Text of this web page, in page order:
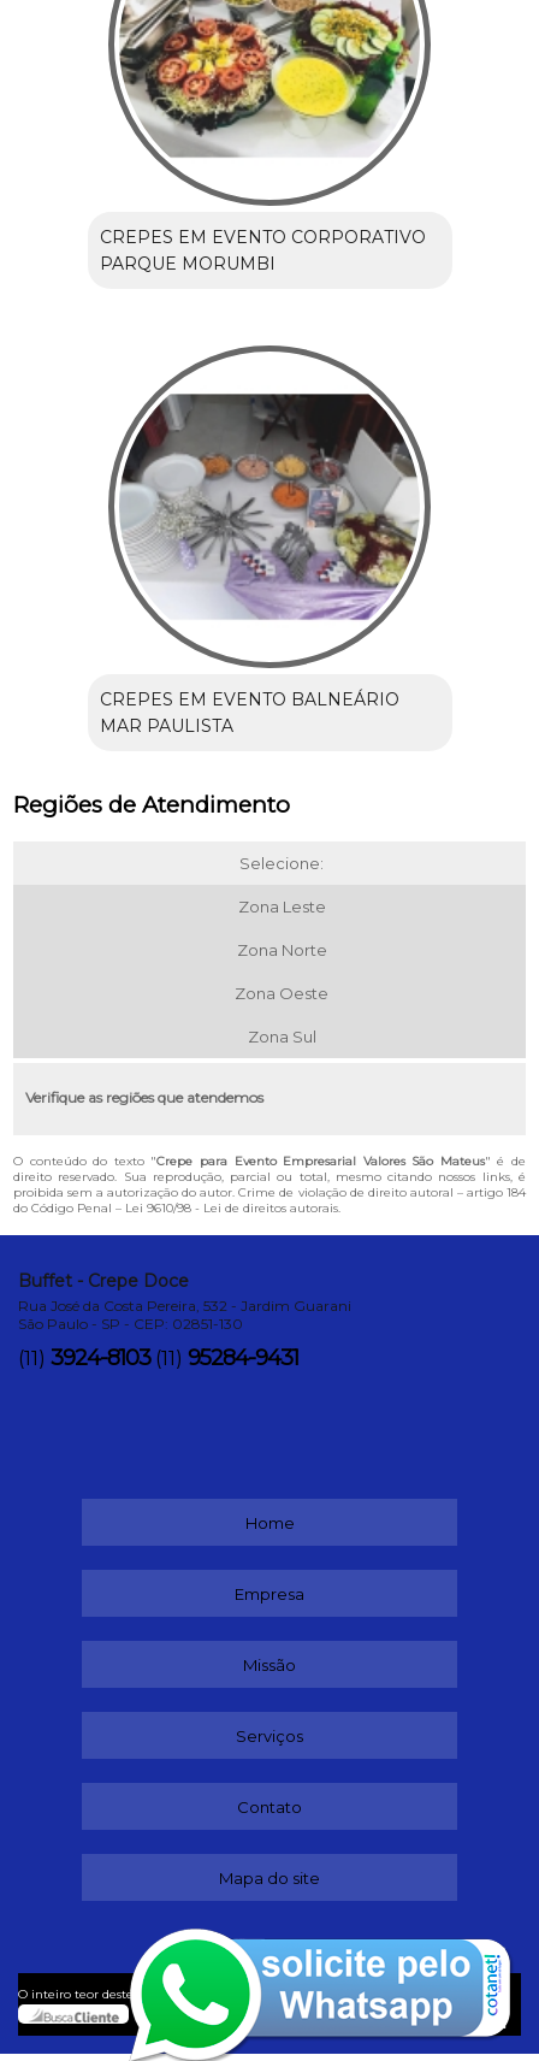
CREPES EM EVENTO CORPORATIVO
PARQUE MORUMBI
CREPES EM EVENTO BALNEÁRIO
MAR PAULISTA
Regiões de Atendimento
Selecione:
Zona Leste
Zona Norte
Zona Oeste
Zona Sul
Verifique as regiões que atendemos
O conteúdo do texto "Crepe para Evento Empresarial Valores São Mateus" é de
direito reservado. Sua reprodução, parcial ou total, mesmo citando nossos links, é
proibida sem a autorização do autor. Crime de violação de direito autoral – artigo 184
do Código Penal – Lei 9610/98 - Lei de direitos autorais.
Buffet - Crepe Doce
Rua José da Costa Pereira, 532 - Jardim Guarani
São Paulo - SP - CEP: 02851-130
(11) 3924-8103 (11) 95284-9431
Home
Empresa
Missão
Serviços
Contato
Mapa do site
O inteiro teor deste site está sujeito à proteção de direitos autorais. Copyright
Buffet (Lei 9610 de 19/02/1998)